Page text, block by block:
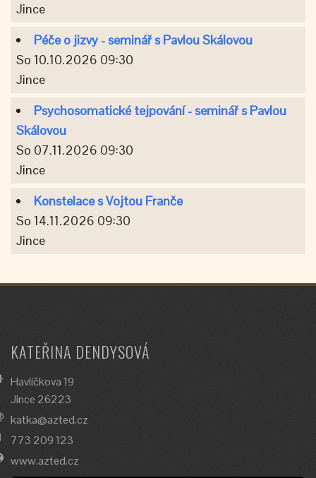
Jince
Péče o jizvy - seminář s Pavlou Skálovou
So 10.10.2026 09:30
Jince
Psychosomatické tejpování - seminář s Pavlou
Skálovou
So 07.11.2026 09:30
Jince
Konstelace s Vojtou Franče
So 14.11.2026 09:30
Jince
KATEŘINA DENDYSOVÁ
Havlíčkova 19
Jince 26223
katka@azted.cz
773 209 123
www.azted.cz